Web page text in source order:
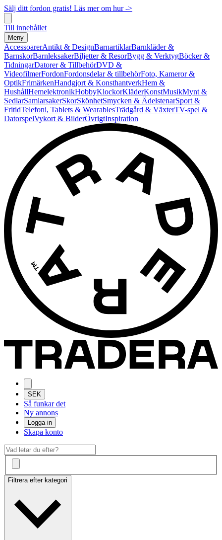
Sälj ditt fordon gratis! Läs mer om hur ->
Till innehållet
Meny
AccessoarerAntikt & DesignBarnartiklarBarnkläder &
BarnskorBarnleksakerBiljetter & ResorBygg & VerktygBöcker &
TidningarDatorer & TillbehörDVD &
VideofilmerFordonFordonsdelar & tillbehörFoto, Kameror &
OptikFrimärkenHandgjort & KonsthantverkHem &
HushållHemelektronikHobbyKlockorKläderKonstMusikMynt &
SedlarSamlarsakerSkorSkönhetSmycken & ÄdelstenarSport &
FritidTelefoni, Tablets & WearablesTrädgård & VäxterTV-spel &
DatorspelVykort & BilderÖvrigtInspiration
SEK
Så funkar det
Ny annons
Logga in
Skapa konto
Filtrera efter kategori